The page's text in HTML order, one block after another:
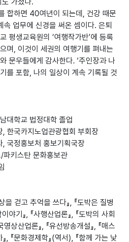
합하면 40여년이 되는데, 건강 때문
업무에 신경을 써온 셈이다. 은퇴
평생교육원의 ‘여행작가반’에 등록
며, 이것이 세권의 여행기를 펴내는
문우들에게 감사한다. ‘주인장과 나
를 포함, 나의 일상이 계속 기록될 것
대학교 법정대학 졸업
한국카지노업관광협회 부회장
국정홍보처 홍보기획국장
키스탄 문화홍보관
을 걷고 추억을 쓰다』, 『도박은 질병
야기』, 『사행산업론』, 『도박의 사회
영상산업론』, 『유선방송개설』, 『매스
, 『문화경제학』(역서), 『함께 가는 낯